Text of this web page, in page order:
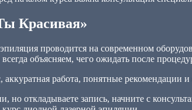
Красивая»
проводится на современном
объясняем, чего ожидать после
работа, понятные рекомендации
но откладываете запись, начните с